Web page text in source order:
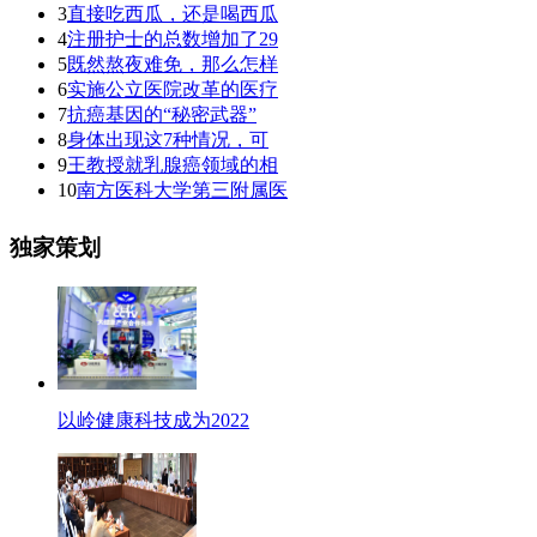
3直接吃西瓜，还是喝西瓜
4注册护士的总数增加了29
5既然熬夜难免，那么怎样
6实施公立医院改革的医疗
7抗癌基因的“秘密武器”
8身体出现这7种情况，可
9王教授就乳腺癌领域的相
10南方医科大学第三附属医
独家策划
以岭健康科技成为2022